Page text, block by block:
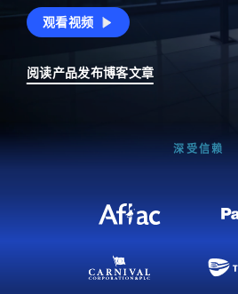
观看视频
阅读产品发布博客文章
深受信赖